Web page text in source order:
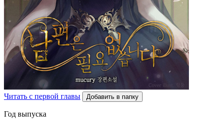
Читать с первой главы Добавить в папку
Год выпуска